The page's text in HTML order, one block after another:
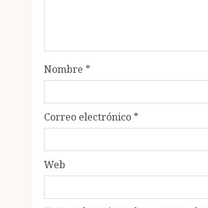
Nombre *
Correo electrónico *
Web